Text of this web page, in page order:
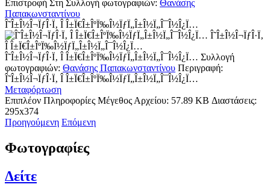
Επιστροφή Στη Συλλογή φωτογραφιών: Θανάσης
Παπακωνσταντίνου
Î˜Î±Î½Î¬ÏƒÎ·Ï‚ Î Î±Ï€Î±ÎºÏ‰Î½ÏƒÏ„Î±Î½Ï„Î¯Î½Î¿Ï…
Î˜Î±Î½Î¬ÏƒÎ·Ï‚
Î Î±Ï€Î±ÎºÏ‰Î½ÏƒÏ„Î±Î½Ï„Î¯Î½Î¿Ï…
Î˜Î±Î½Î¬ÏƒÎ·Ï‚ Î Î±Ï€Î±ÎºÏ‰Î½ÏƒÏ„Î±Î½Ï„Î¯Î½Î¿Ï… Συλλογή
φωτογραφιών: Θανάσης Παπακωνσταντίνου Περιγραφή:
Î˜Î±Î½Î¬ÏƒÎ·Ï‚ Î Î±Ï€Î±ÎºÏ‰Î½ÏƒÏ„Î±Î½Ï„Î¯Î½Î¿Ï…
Μεταφόρτωση
Επιπλέον Πληροφορίες Μέγεθος Αρχείου: 57.89 KB Διαστάσεις:
295x374
Προηγούμενη Επόμενη
Φωτογραφίες
Δείτε